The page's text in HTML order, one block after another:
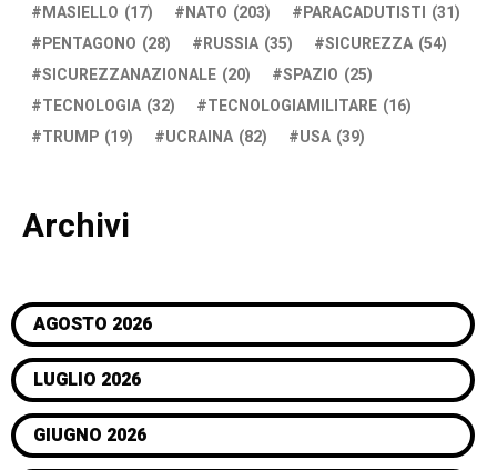
MASIELLO (17) NATO (203) PARACADUTISTI (31)
PENTAGONO (28) RUSSIA (35) SICUREZZA (54)
SICUREZZANAZIONALE (20) SPAZIO (25)
TECNOLOGIA (32) TECNOLOGIAMILITARE (16)
TRUMP (19) UCRAINA (82) USA (39)
Archivi
AGOSTO 2026
LUGLIO 2026
GIUGNO 2026